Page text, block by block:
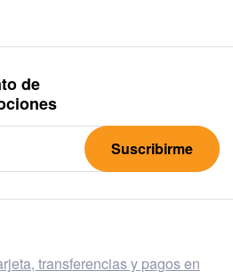
de
Suscribirme
transferencias y pagos en